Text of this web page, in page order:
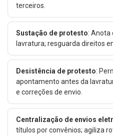
terceiros.
Sustação de protesto: Anota
lavratura; resguarda direitos
Desistência de protesto:
apontamento antes da
e correções de envio.
Centralização de envios
títulos por convênios; agiliza